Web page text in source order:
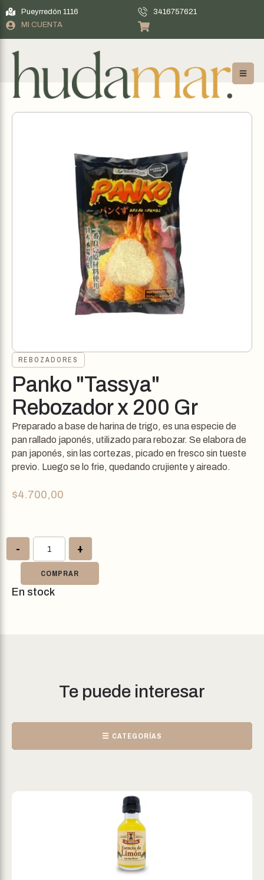
Pueyrredón 1116
3416757621
MI CUENTA
REBOZADORES
Panko "Tassya"
Rebozador x 200 Gr
Preparado a base de harina de trigo, es una especie de
pan rallado japonés, utilizado para rebozar. Se elabora de
pan japonés, sin las cortezas, picado en fresco sin tueste
previo. Luego se lo frie, quedando crujiente y aireado.
$4.700,00
- +
COMPRAR
En stock
Te puede interesar
☰ CATEGORÍAS